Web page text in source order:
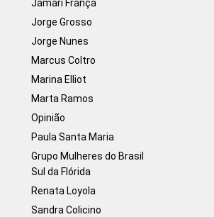
Jamari França
Jorge Grosso
Jorge Nunes
Marcus Coltro
Marina Elliot
Marta Ramos
Opinião
Paula Santa Maria
Grupo Mulheres do Brasil
Sul da Flórida
Renata Loyola
Sandra Colicino